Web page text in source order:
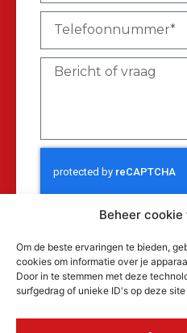
Beheer
Om de beste ervaringen te bieden,
cookies om informatie over je
Door in te stemmen met deze
surfgedrag of unieke ID's op deze
Verzenden